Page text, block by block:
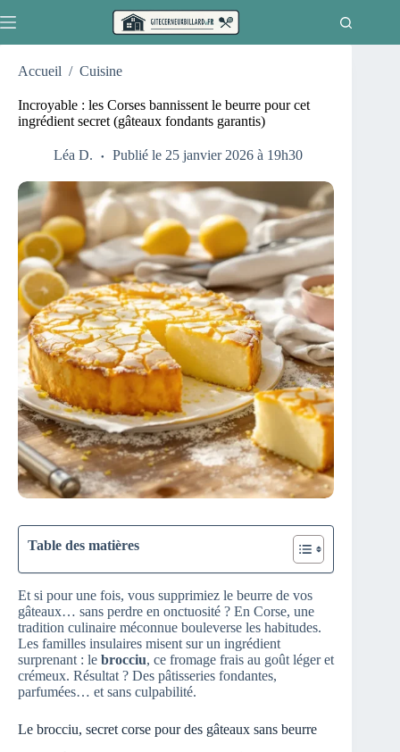
au
Accueil / Cuisine
Incroyable : les Corses bannissent le beurre pour cet
ingrédient secret (gâteaux fondants garantis)
Léa D. Publié le 25 janvier 2026 à 19h30
Table des matières
Et si pour une fois, vous supprimiez le beurre de vos
gâteaux… sans perdre en onctuosité ? En Corse, une
tradition culinaire méconnue bouleverse les habitudes.
Les familles insulaires misent sur un ingrédient
surprenant : le brocciu, ce fromage frais au goût léger et
crémeux. Résultat ? Des pâtisseries fondantes,
parfumées… et sans culpabilité.
Le brocciu, secret corse pour des gâteaux sans beurre